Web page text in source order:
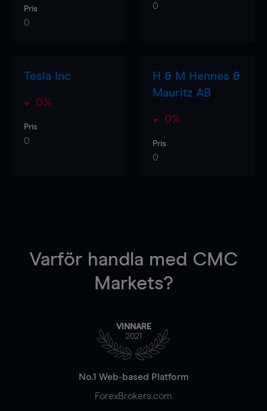
Pris
0
0
Tesla Inc
0%
Pris
0
H & M Hennes &
Mauritz AB
0%
Pris
0
Varför handla med CMC
Markets?
VINNARE
2021
No.1 Web-based Platform
ForexBrokers.com